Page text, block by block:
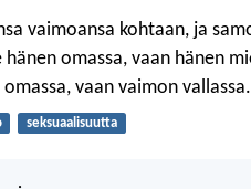
vaimoansa kohtaan, ja
omassa, vaan hänen
vaan vaimon vallassa.
seksuaalisuutta